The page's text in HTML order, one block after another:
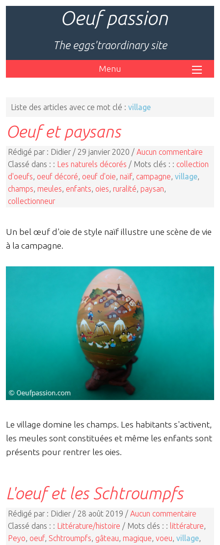
Oeuf passion
The eggs'traordinary site
Menu
Liste des articles avec ce mot clé : village
Oeuf et paysans
Rédigé par : Didier / 29 janvier 2020 / Aucun commentaire
Classé dans : : Les naturels décorés / Mots clés : : collection
d'oeufs oeuf décoré oeuf d'oie naïf, campagne village
champs meules enfants oies ruralité paysan
collectionneur
Un bel œuf d'oie de style naïf illustre une scène de vie
à la campagne.
Le village domine les champs. Les habitants s'activent,
les meules sont constituées et même les enfants sont
présents pour rentrer les oies.
L'oeuf et les Schtroumpfs
Rédigé par : Didier / 28 août 2019 / Aucun commentaire
Classé dans : : Littérature/histoire / Mots clés : : littérature,
Peyo, oeuf, Schtroumpfs, gâteau, magique, voeu, village,